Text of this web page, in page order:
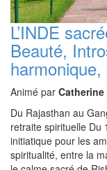
L’INDE
Beauté,
Animé par Catherine
Du Rajasthan au
retraite spirituelle Du
initiatique pour les
spiritualité, entre la